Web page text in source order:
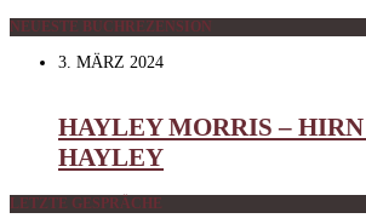
NEUESTE BUCHREZENSION
3. MÄRZ 2024
HAYLEY MORRIS –
HAYLEY
LETZTE GESPRÄCHE